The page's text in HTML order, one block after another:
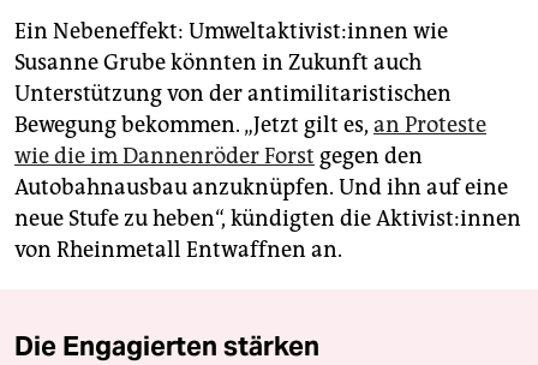
Ein Nebeneffekt: Um­welt­ak­ti­vis­t:in­nen wie
Susanne Grube könnten in Zukunft auch
Unterstützung von der antimilitaristischen
Bewegung bekommen. „Jetzt gilt es, an Proteste
wie die im Dannenröder Forst gegen den
Autobahnausbau anzuknüpfen. Und ihn auf eine
neue Stufe zu heben“, kündigten die Ak­ti­vis­t:in­nen
von Rheinmetall Entwaffnen an.
Die Engagierten stärken